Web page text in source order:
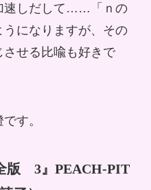
速しだして……「ｎの
になりますが、その
せる比喩も好きで
す。
版 3』PEACH-PIT